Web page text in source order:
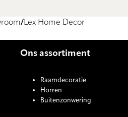
Lex Home Decor
Ons assortiment
Raamdecoratie
Horren
Buitenzonwering